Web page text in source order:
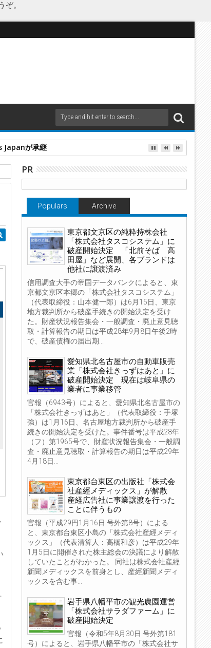
。
Japanが承継
PR
Populars Archive
東京都文京区の純粋持株会社
「株式会社タスコシステム」に
破産開始決定 「北前そば 高
田屋」など展開、各ブランドは
他社に譲渡済み
信用調査大手の帝国データバンクによると、東
京都文京区本郷の「株式会社タスコシステム」
（代表取締役：山本健一郎）は6月15日、東京
地方裁判所から破産手続きの開始決定を受け
た。財産状況報告集会・一般調査・廃止意見聴
取・計算報告の期日は平成28年9月8日午後2時
で、破産債権の届出期...
愛知県北名古屋市の自動車販売
業「株式会社きっずはあと」に
破産開始決定 現在は岐阜県の
業者に事業移管
官報（6943号）によると、愛知県北名古屋市の
「株式会社きっずはあと」（代表取締役：手塚
強）は1月16日、名古屋地方裁判所から破産手
続きの開始決定を受けた。事件番号は平成28年
（フ）第1965号で、財産状況報告集会・一般調
査・廃止意見聴取・計算報告の期日は平成29年
4月18日...
東京都台東区の出版社「株式会
社産經メディックス」が解散
産経広告社に事業譲渡を行った
ことに伴うもの
官報（平成29円1月16日 号外第8号）による
と、東京都台東区小島の「株式会社産經メディ
ックス」（代表清算人：高橋和彦）は平成29年
1月5日に開催された株主総会の決議により解散
していたことがわかった。 同社は株式会社産經
新聞メディックスを前身とし、産經新聞メディ
ックスを含む事...
岩手県八幡平市の観光農園運営
「株式会社サラダファーム」に
破産開始決定
官報（令和5年8月30日 号外第181
号）によると、岩手県八幡平市の「株式会社サ